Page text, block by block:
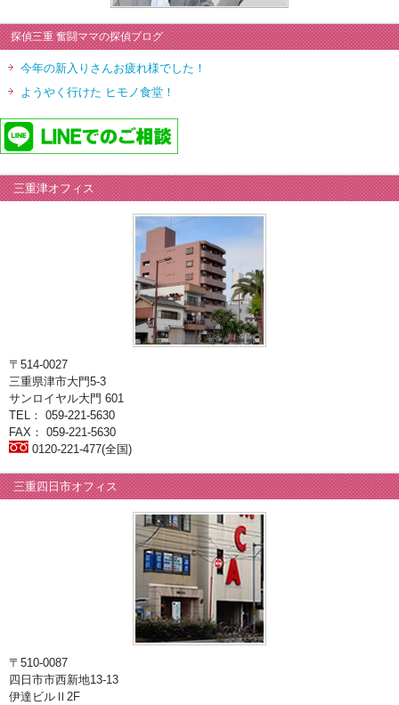
探偵三重 奮闘ママの探偵ブログ
今年の新入りさんお疲れ様でした！
ようやく行けた ヒモノ食堂！
三重津オフィス
〒514-0027
三重県津市大門5-3
サンロイヤル大門 601
TEL： 059-221-5630
FAX： 059-221-5630
0120-221-477(全国)
三重四日市オフィス
〒510-0087
四日市市西新地13-13
伊達ビルⅡ2F